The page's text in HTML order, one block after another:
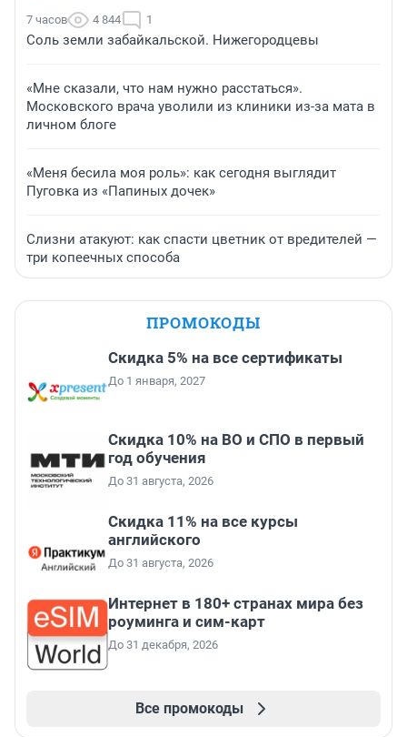
7 часов 4 844 1
Соль земли забайкальской. Нижегородцевы
«Мне сказали, что нам нужно расстаться».
Московского врача уволили из клиники из-за мата в
личном блоге
«Меня бесила моя роль»: как сегодня выглядит
Пуговка из «Папиных дочек»
Слизни атакуют: как спасти цветник от вредителей —
три копеечных способа
ПРОМОКОДЫ
Скидка 5% на все сертификаты
До 1 января, 2027
Скидка 10% на ВО и СПО в первый
год обучения
До 31 августа, 2026
Скидка 11% на все курсы
английского
До 31 августа, 2026
Интернет в 180+ странах мира без
роуминга и сим-карт
До 31 декабря, 2026
Все промокоды